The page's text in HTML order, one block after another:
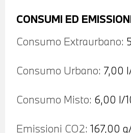
CONSUMI ED
Consumo Extraurbano:
Consumo Urbano: 7,00
Consumo Misto: 6,00 l/
Emissioni CO2: 167,00